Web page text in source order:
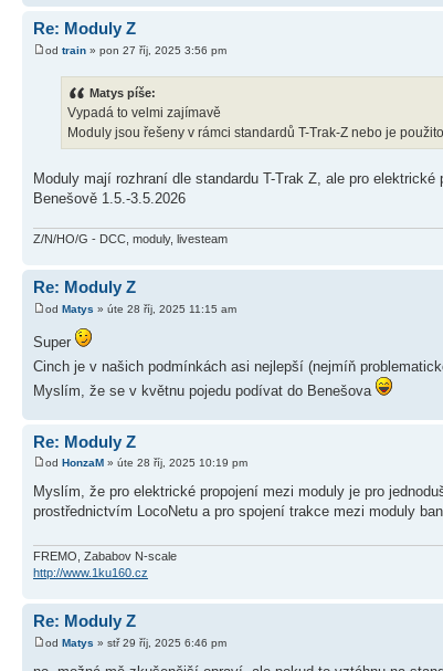
Re: Moduly Z
od train » pon 27 říj, 2025 3:56 pm
Matys píše:
Vypadá to velmi zajímavě
Moduly jsou řešeny v rámci standardů T-Trak-Z nebo je
Moduly mají rozhraní dle standardu T-Trak Z, ale pro
Benešově 1.5.-3.5.2026
Z/N/HO/G - DCC, moduly, livesteam
Re: Moduly Z
od Matys » úte 28 říj, 2025 11:15 am
Super
Cinch je v našich podmínkách asi nejlepší (nejmíň
Myslím, že se v květnu pojedu podívat do Benešova
Re: Moduly Z
od HonzaM » úte 28 říj, 2025 10:19 pm
Myslím, že pro elektrické propojení mezi moduly je pro
prostřednictvím LocoNetu a pro spojení trakce mezi moduly
FREMO, Zababov N-scale
http://www.1ku160.cz
Re: Moduly Z
od Matys » stř 29 říj, 2025 6:46 pm